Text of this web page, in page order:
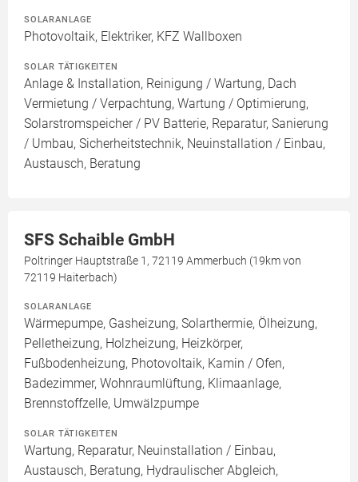
SOLARANLAGE
Photovoltaik, Elektriker, KFZ Wallboxen
SOLAR TÄTIGKEITEN
Anlage & Installation, Reinigung / Wartung, Dach
Vermietung / Verpachtung, Wartung / Optimierung,
Solarstromspeicher / PV Batterie, Reparatur, Sanierung
/ Umbau, Sicherheitstechnik, Neuinstallation / Einbau,
Austausch, Beratung
SFS Schaible GmbH
Poltringer Hauptstraße 1, 72119 Ammerbuch (19km von
72119 Haiterbach)
SOLARANLAGE
Wärmepumpe, Gasheizung, Solarthermie, Ölheizung,
Pelletheizung, Holzheizung, Heizkörper,
Fußbodenheizung, Photovoltaik, Kamin / Ofen,
Badezimmer, Wohnraumlüftung, Klimaanlage,
Brennstoffzelle, Umwälzpumpe
SOLAR TÄTIGKEITEN
Wartung, Reparatur, Neuinstallation / Einbau,
Austausch, Beratung, Hydraulischer Abgleich,